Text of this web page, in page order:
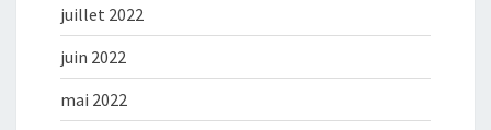
juillet 2022
juin 2022
mai 2022